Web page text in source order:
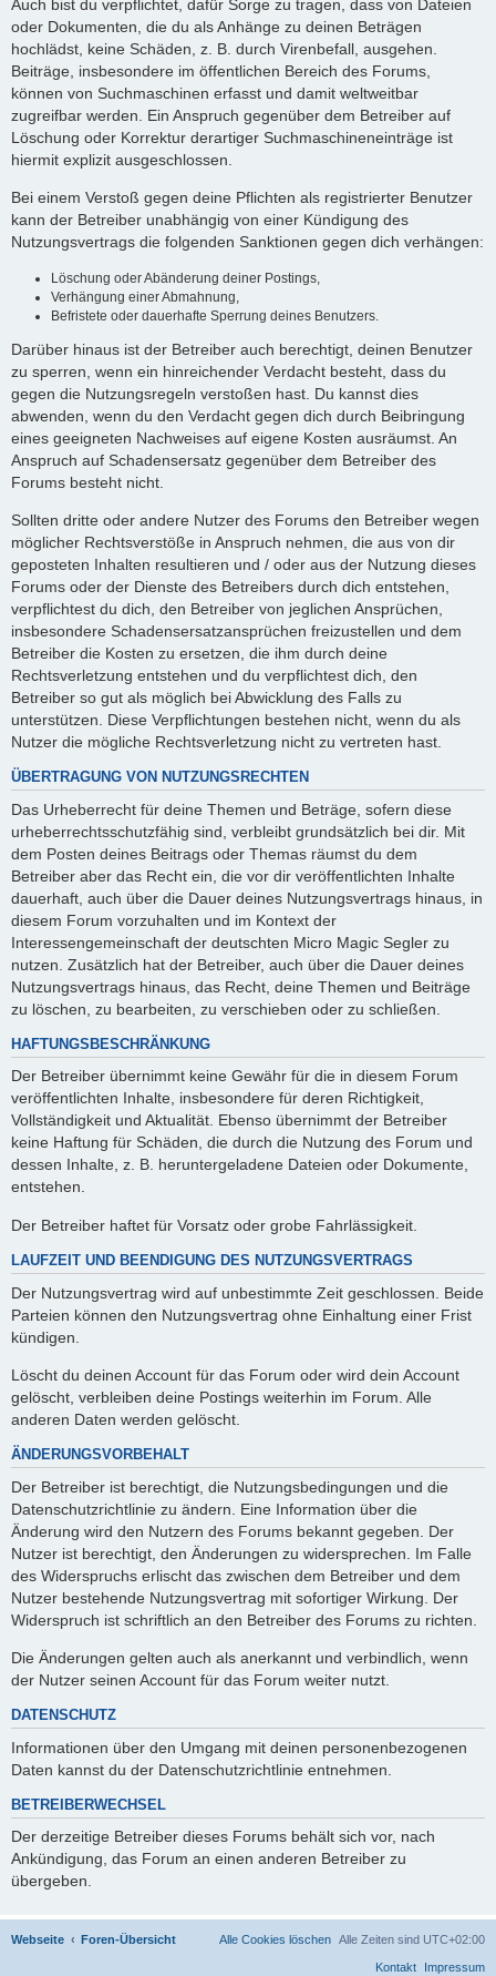
Auch bist du verpflichtet, dafür Sorge zu tragen, dass von Dateien
oder Dokumenten, die du als Anhänge zu deinen Beträgen
hochlädst, keine Schäden, z. B. durch Virenbefall, ausgehen.
Beiträge, insbesondere im öffentlichen Bereich des Forums,
können von Suchmaschinen erfasst und damit weltweitbar
zugreifbar werden. Ein Anspruch gegenüber dem Betreiber auf
Löschung oder Korrektur derartiger Suchmaschineneinträge ist
hiermit explizit ausgeschlossen.
Bei einem Verstoß gegen deine Pflichten als registrierter Benutzer
kann der Betreiber unabhängig von einer Kündigung des
Nutzungsvertrags die folgenden Sanktionen gegen dich verhängen:
Löschung oder Abänderung deiner Postings,
Verhängung einer Abmahnung,
Befristete oder dauerhafte Sperrung deines Benutzers.
Darüber hinaus ist der Betreiber auch berechtigt, deinen Benutzer
zu sperren, wenn ein hinreichender Verdacht besteht, dass du
gegen die Nutzungsregeln verstoßen hast. Du kannst dies
abwenden, wenn du den Verdacht gegen dich durch Beibringung
eines geeigneten Nachweises auf eigene Kosten ausräumst. An
Anspruch auf Schadensersatz gegenüber dem Betreiber des
Forums besteht nicht.
Sollten dritte oder andere Nutzer des Forums den Betreiber wegen
möglicher Rechtsverstöße in Anspruch nehmen, die aus von dir
geposteten Inhalten resultieren und / oder aus der Nutzung dieses
Forums oder der Dienste des Betreibers durch dich entstehen,
verpflichtest du dich, den Betreiber von jeglichen Ansprüchen,
insbesondere Schadensersatzansprüchen freizustellen und dem
Betreiber die Kosten zu ersetzen, die ihm durch deine
Rechtsverletzung entstehen und du verpflichtest dich, den
Betreiber so gut als möglich bei Abwicklung des Falls zu
unterstützen. Diese Verpflichtungen bestehen nicht, wenn du als
Nutzer die mögliche Rechtsverletzung nicht zu vertreten hast.
ÜBERTRAGUNG VON NUTZUNGSRECHTEN
Das Urheberrecht für deine Themen und Beträge, sofern diese
urheberrechtsschutzfähig sind, verbleibt grundsätzlich bei dir. Mit
dem Posten deines Beitrags oder Themas räumst du dem
Betreiber aber das Recht ein, die vor dir veröffentlichten Inhalte
dauerhaft, auch über die Dauer deines Nutzungsvertrags hinaus, in
diesem Forum vorzuhalten und im Kontext der
Interessengemeinschaft der deutschten Micro Magic Segler zu
nutzen. Zusätzlich hat der Betreiber, auch über die Dauer deines
Nutzungsvertrags hinaus, das Recht, deine Themen und Beiträge
zu löschen, zu bearbeiten, zu verschieben oder zu schließen.
HAFTUNGSBESCHRÄNKUNG
Der Betreiber übernimmt keine Gewähr für die in diesem Forum
veröffentlichten Inhalte, insbesondere für deren Richtigkeit,
Vollständigkeit und Aktualität. Ebenso übernimmt der Betreiber
keine Haftung für Schäden, die durch die Nutzung des Forum und
dessen Inhalte, z. B. heruntergeladene Dateien oder Dokumente,
entstehen.
Der Betreiber haftet für Vorsatz oder grobe Fahrlässigkeit.
LAUFZEIT UND BEENDIGUNG DES NUTZUNGSVERTRAGS
Der Nutzungsvertrag wird auf unbestimmte Zeit geschlossen. Beide
Parteien können den Nutzungsvertrag ohne Einhaltung einer Frist
kündigen.
Löscht du deinen Account für das Forum oder wird dein Account
gelöscht, verbleiben deine Postings weiterhin im Forum. Alle
anderen Daten werden gelöscht.
ÄNDERUNGSVORBEHALT
Der Betreiber ist berechtigt, die Nutzungsbedingungen und die
Datenschutzrichtlinie zu ändern. Eine Information über die
Änderung wird den Nutzern des Forums bekannt gegeben. Der
Nutzer ist berechtigt, den Änderungen zu widersprechen. Im Falle
des Widerspruchs erlischt das zwischen dem Betreiber und dem
Nutzer bestehende Nutzungsvertrag mit sofortiger Wirkung. Der
Widerspruch ist schriftlich an den Betreiber des Forums zu richten.
Die Änderungen gelten auch als anerkannt und verbindlich, wenn
der Nutzer seinen Account für das Forum weiter nutzt.
DATENSCHUTZ
Informationen über den Umgang mit deinen personenbezogenen
Daten kannst du der Datenschutzrichtlinie entnehmen.
BETREIBERWECHSEL
Der derzeitige Betreiber dieses Forums behält sich vor, nach
Ankündigung, das Forum an einen anderen Betreiber zu
übergeben.
Webseite Foren-Übersicht Alle Zeiten sind UTC+02:00
Alle Cookies löschen
Impressum
Kontakt